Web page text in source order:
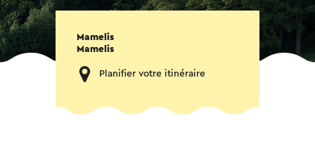
Mamelis
Mamelis
Planifier votre itinéraire